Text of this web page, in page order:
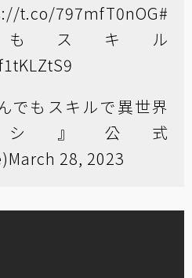
t.co/797mfT0nOG#
スキル
でもスキルで異世界
』公式
March 28, 2023